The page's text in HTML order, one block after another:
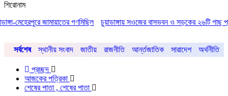
শিরোনাম
জামায়াতের গণমিছিল
চুয়াডাঙ্গায় সওজের বাসভবন ও সড়কের ২৬টি গাছ প্রায় ৫ লাখে
সর্বশেষ স্থানীয় সংবাদ জাতীয় রাজনীতি আর্ন্তজাতিক সারাদেশ অর্থনীতি
প্রচ্ছদ
আজকের পত্রিকা
শেষের পাতা , শেষের পাতা